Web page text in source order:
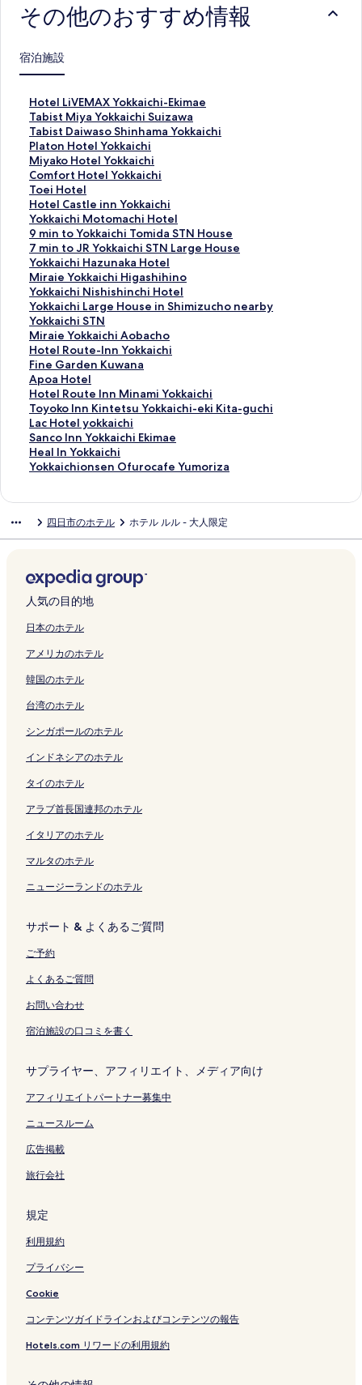
その他のおすすめ情報
宿泊施設
Hotel LiVEMAX Yokkaichi-Ekimae
H
o
t
e
l
L
i
V
E
M
A
X
Y
o
k
k
a
i
c
h
i
-
E
k
i
m
ペ
ー
開
く
リ
ン
Tabist Miya Yokkaichi Suizawa
T
a
b
i
s
t
M
i
y
a
Y
o
k
k
a
i
c
h
i
S
u
i
z
a
w
ー
ジ
く
リ
ン
ク
Tabist Daiwaso Shinhama Yokkaichi
T
a
b
i
s
t
D
a
i
w
a
s
o
S
h
i
n
h
a
m
a
Y
o
k
h
ペ
ー
ジ
を
く
ン
ク
Platon Hotel Yokkaichi
P
l
a
t
o
n
H
o
t
e
l
Y
o
k
k
a
i
c
h
i
の
ペ
ー
く
リ
Miyako Hotel Yokkaichi
M
i
y
a
k
o
H
o
t
e
l
Y
o
k
k
a
i
c
h
i
の
ペ
開
く
ク
Comfort Hotel Yokkaichi
C
o
m
f
o
r
t
H
o
t
e
l
Y
o
k
k
a
i
c
h
i
ジ
を
リ
ン
ク
Toei Hotel
T
o
e
i
H
o
t
e
l
の
ペ
ー
ジ
を
開
く
リ
ン
ク
Hotel Castle inn Yokkaichi
H
o
t
e
l
C
a
s
t
l
e
i
n
n
Y
o
k
k
a
の
ジ
を
開
く
ン
Yokkaichi Motomachi Hotel
Y
o
k
k
a
i
c
h
i
M
o
t
o
m
a
c
h
i
l
ー
ジ
を
開
リ
ク
9 min to Yokkaichi Tomida STN House
9
m
i
n
t
o
Y
o
k
k
a
i
c
h
i
T
o
S
H
o
s
の
ー
ジ
を
開
リ
ク
7 min to JR Yokkaichi STN Large House
7
m
i
n
t
o
J
R
Y
o
k
k
a
i
c
h
L
g
e
H
o
s
の
ペ
ー
ジ
開
リ
ク
Yokkaichi Hazunaka Hotel
Y
o
k
k
a
i
c
h
i
H
a
z
u
n
a
t
の
ペ
ー
ジ
開
リ
ン
ク
Miraie Yokkaichi Higashihino
M
i
r
a
i
e
Y
o
k
k
a
i
c
h
a
i
h
n
の
ー
ジ
を
開
リ
ク
Yokkaichi Nishishinchi Hotel
Y
o
k
k
a
i
c
h
i
N
i
s
h
n
i
H
t
l
ペ
ー
ジ
を
く
ン
Yokkaichi Large House in Shimizucho nearby
Yokkaichi STN
Y
o
k
k
a
i
c
h
i
L
a
r
u
i
n
h
m
z
u
c
h
n
a
b
y
Y
o
k
c
h
i
S
N
ペ
ジ
を
開
く
リ
ク
Miraie Yokkaichi Aobacho
M
i
r
a
i
e
Y
o
k
k
i
b
a
h
の
ー
ジ
を
開
リ
ク
Hotel Route-Inn Yokkaichi
H
o
t
e
l
R
o
u
t
n
k
k
i
h
の
ペ
ー
ジ
開
リ
ク
Fine Garden Kuwana
F
i
n
e
G
a
r
d
w
a
の
ペ
ー
を
く
リ
ン
ク
Apoa Hotel
A
p
o
a
H
o
t
ペ
ー
開
く
リ
ン
Hotel Route Inn Minami Yokkaichi
H
o
t
e
l
R
I
M
i
a
i
o
k
k
a
c
i
ペ
ー
ジ
を
く
ク
Toyoko Inn Kintetsu Yokkaichi-eki Kita-guchi
T
o
y
o
k
K
t
e
s
Y
k
k
a
i
h
-
k
i
K
i
a
u
c
h
i
ペ
ジ
開
く
リ
ン
ク
Lac Hotel yokkaichi
L
a
c
H
y
k
a
c
i
ペ
ー
ジ
を
く
ン
Sanco Inn Yokkaichi Ekimae
S
a
n
n
k
k
i
h
E
k
i
m
e
ペ
ジ
を
開
く
ン
Heal In Yokkaichi
H
e
Y
k
a
c
i
ペ
ー
ジ
を
く
ン
Yokkaichionsen Ofurocafe Yumoriza
Y
i
i
o
s
n
f
u
r
o
a
e
u
m
o
r
z
ペ
ー
ジ
を
く
ン
四日市のホテル ホテル ルル - 大人限定
人気の目的地
日本のホテル
アメリカのホテル
韓国のホテル
台湾のホテル
シンガポールのホテル
インドネシアのホテル
タイのホテル
アラブ首長国連邦のホテル
イタリアのホテル
マルタのホテル
ニュージーランドのホテル
サポート & よくあるご質問
ご予約
よくあるご質問
お問い合わせ
宿泊施設の口コミを書く
サプライヤー、アフィリエイト、メディア向け
アフィリエイトパートナー募集中
ニュースルーム
広告掲載
旅行会社
規定
利用規約
プライバシー
Cookie
コンテンツガイドラインおよびコンテンツの報告
Hotels.com リワードの利用規約